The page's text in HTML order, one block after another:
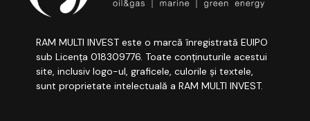
RAM MULTI INVEST este o marcă înregistrată EUIPO
sub Licența 018309776. Toate conținuturile acestui
site, inclusiv logo-ul, graficele, culorile și textele,
sunt proprietate intelectuală a RAM MULTI INVEST.